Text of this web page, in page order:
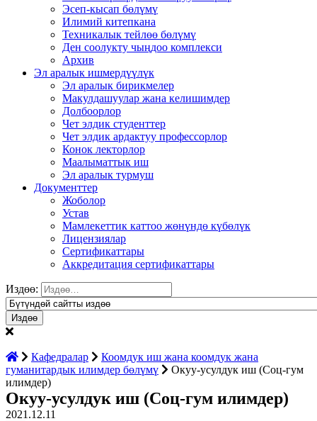
Эсеп-кысап бөлүмү
Илимий китепкана
Техникалык тейлөө бөлүмү
Ден соолукту чыңдоо комплекси
Архив
Эл аралык ишмердүүлүк
Эл аралык бирикмелер
Макулдашуулар жана келишимдер
Долбоорлор
Чет элдик студенттер
Чет элдик ардактуу профессорлор
Конок лекторлор
Маалыматтык иш
Эл аралык турмуш
Документтер
Жоболор
Устав
Мамлекеттик каттоо жөнүндө күбөлүк
Лицензиялар
Сертификаттары
Аккредитация сертификаттары
Издөө:
Кафедралар
Коомдук иш жана коомдук жана
гуманитардык илимдер бөлүмү
Окуу-усулдук иш (Соц-гум
илимдер)
Окуу-усулдук иш (Соц-гум илимдер)
2021.12.11